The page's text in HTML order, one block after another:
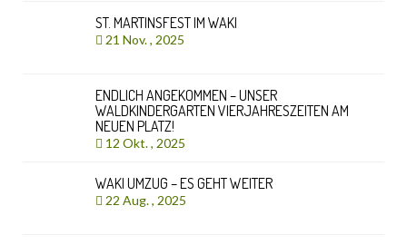
ST. MARTINSFEST IM WAKI
21 Nov. , 2025
ENDLICH ANGEKOMMEN – UNSER
WALDKINDERGARTEN VIERJAHRESZEITEN AM
NEUEN PLATZ!
12 Okt. , 2025
WAKI UMZUG – ES GEHT WEITER
22 Aug. , 2025